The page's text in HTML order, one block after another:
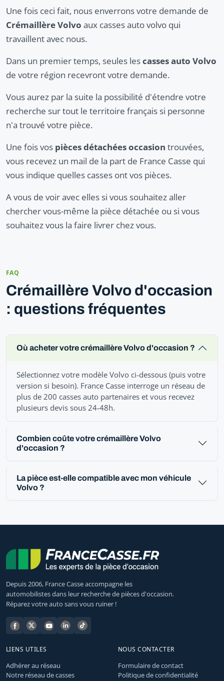
Une fois ceci fait, nous enverrons votre demande de
Crémaillère Volvo aux casses auto volvo qui
travaillent avec nous.
Dans un premier temps, seules lescasses auto Volvo
de votre région recevront votre demande.
Vous aurez par la suite la possibilité d'étendre votre
recherche sur tout le territoire français si personne
n'a trouvé votre pièce.
Une fois vos pièces détachées occasion trouvées,
vous recevez un mail de la part de France Casse qui
vous indique quelles casses ont vos pièces.
A vous de voir avec elles si vous souhaitez aller
chercher vous-même la pièce détachée ou si vous
souhaitez vous la faire livrer chez vous.
FAQ
Crémaillère Volvo d'occasion
: questions fréquentes
Où acheter votre crémaillère Volvo d'occasion ?
Sélectionnez votre modèle Volvo ci-dessous (puis votre
version si besoin). France Casse interroge un réseau de
plus de 200 casses auto partenaires et vous recevez
plusieurs devis sous 24-48h.
Combien coûte votre crémaillère Volvo
d'occasion ?
La pièce est-elle compatible avec mon véhicule
Volvo ?
Depuis 2006, France Casse accompagne les
automobilistes dans leur recherche de pièces d'occasion.
Réparez votre auto sans vous ruiner !
LIENS UTILES
Adhérer au réseau
Notre réseau de casses
NOUS CONTACTER
Formulaire de contact
Politique de confidentialité